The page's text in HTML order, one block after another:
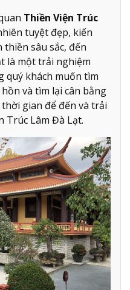
Thiền Viện Trúc
tuyệt đẹp, kiến
sâu sắc, đến
là một trải nghiệm
quý khách muốn tìm
và tìm lại cân bằng
gian để đến và trải
Trúc Lâm Đà Lạt.